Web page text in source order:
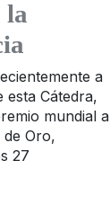
la
a
Cátedra,
mundial a
de Oro,
27